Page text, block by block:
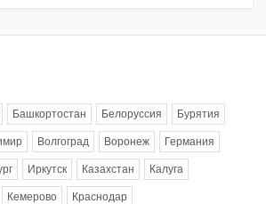
Башкортостан Белоруссия Бурятия
Волгоград Воронеж Германия
Иркутск Казахстан Калуга
Кемерово Краснодар